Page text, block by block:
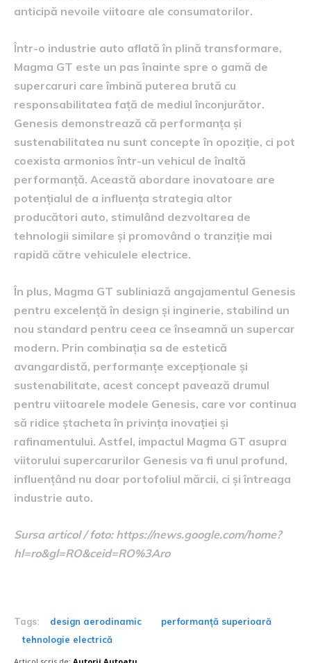
anticipă nevoile viitoare ale consumatorilor.
Într-o industrie auto aflată în plină transformare,
Magma GT este un pas înainte spre o gamă de
supercaruri care îmbină puterea brută cu
responsabilitatea față de mediul înconjurător.
Genesis demonstrează că performanța și
sustenabilitatea nu sunt concepte în opoziție, ci pot
coexista armonios într-un vehicul de înaltă
performanță. Această abordare inovatoare are
potențialul de a influența strategia altor
producători auto, stimulând dezvoltarea de
tehnologii similare și promovând o tranziție mai
rapidă către vehiculele electrice.
În plus, Magma GT subliniază angajamentul Genesis
pentru excelență în design și inginerie, stabilind un
nou standard pentru ceea ce înseamnă un supercar
modern. Prin combinația sa de estetică
avangardistă, performanțe excepționale și
sustenabilitate, acest concept pavează drumul
pentru viitoarele modele Genesis, care vor continua
să ridice ștacheta în privința inovației și
rafinamentului. Astfel, impactul Magma GT asupra
viitorului supercarurilor Genesis va fi unul profund,
influențând nu doar portofoliul mărcii, ci și întreaga
industrie auto.
Sursa articol / foto: https://news.google.com/home?
hl=ro&gl=RO&ceid=RO%3Aro
Tags: design aerodinamic
performanță superioară
tehnologie electrică